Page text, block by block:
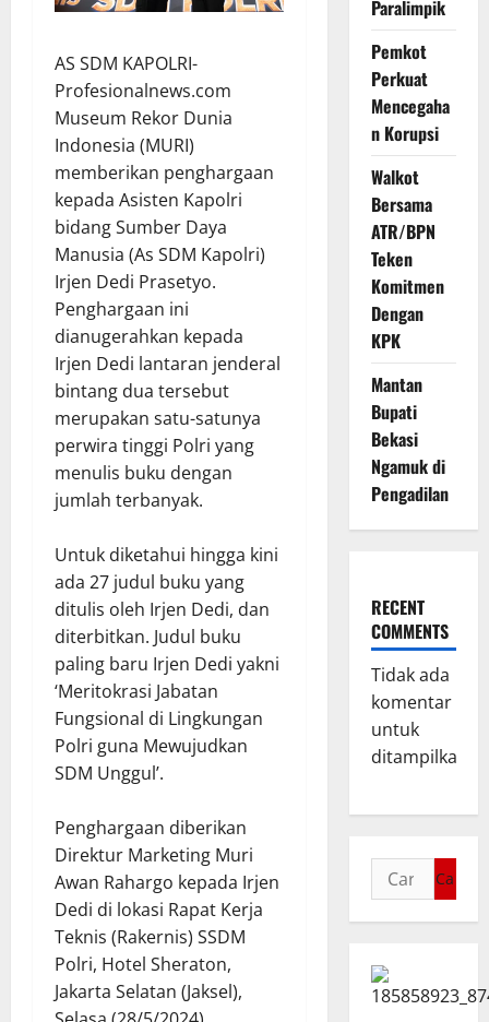
AS SDM KAPOLRI-
Profesionalnews.com
Museum Rekor Dunia
Indonesia (MURI)
memberikan penghargaan
kepada Asisten Kapolri
bidang Sumber Daya
Manusia (As SDM Kapolri)
Irjen Dedi Prasetyo.
Penghargaan ini
dianugerahkan kepada
Irjen Dedi lantaran jenderal
bintang dua tersebut
merupakan satu-satunya
perwira tinggi Polri yang
menulis buku dengan
jumlah terbanyak.
Untuk diketahui hingga kini
ada 27 judul buku yang
ditulis oleh Irjen Dedi, dan
diterbitkan. Judul buku
paling baru Irjen Dedi yakni
‘Meritokrasi Jabatan
Fungsional di Lingkungan
Polri guna Mewujudkan
SDM Unggul’.
Penghargaan diberikan
Direktur Marketing Muri
Awan Rahargo kepada Irjen
Dedi di lokasi Rapat Kerja
Teknis (Rakernis) SSDM
Polri, Hotel Sheraton,
Jakarta Selatan (Jaksel),
Paralimpik
Pemkot
Perkuat
Mencegaha
n Korupsi
Walkot
Bersama
ATR/BPN
Teken
Komitmen
Dengan
KPK
Mantan
Bupati
Bekasi
Ngamuk di
Pengadilan
RECENT
COMMENTS
Tidak ada
komentar
untuk
ditampilkan.